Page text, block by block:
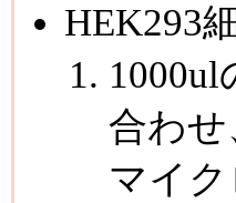
HEK293
合わせ
マイ